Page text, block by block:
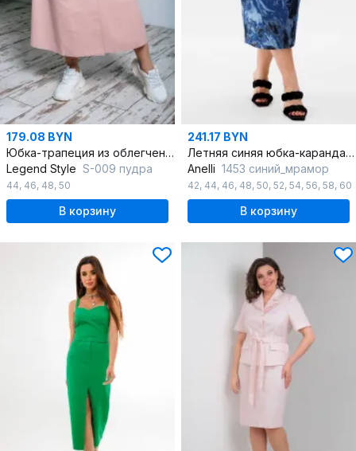
179.08 BYN
Юбка-трапеция из облегченного джинса с защипами и поясом
Legend Style S-009 пудра
44, 46, 48, 50
В корзину
241.17 BYN
Летняя синяя юбка-карандаш из хлопка с карманами
Anelli 1453 синий_мрамор
42, 44, 46, 48, 50, 52, 54, 56, 58, 60
В корзину